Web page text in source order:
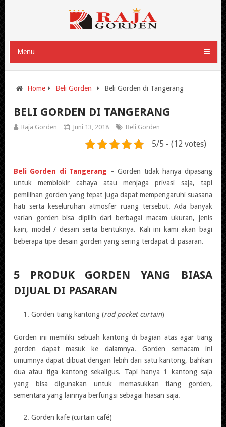
Menu
Home Beli Gorden Beli Gorden di Tangerang
BELI GORDEN DI TANGERANG
Raja Gorden Juni 13, 2018 Beli Gorden
5/5 - (12 votes)
Beli Gorden di Tangerang – Gorden tidak hanya dipasang
untuk memblokir cahaya atau menjaga privasi saja, tapi
pemilihan gorden yang tepat juga dapat mempengaruhi suasana
hati serta keseluruhan atmosfer ruang tersebut. Ada banyak
varian gorden bisa dipilih dari berbagai macam ukuran, jenis
kain, model / desain serta bentuknya. Kali ini kami akan bagi
beberapa tipe desain gorden yang sering terdapat di pasaran.
5 PRODUK GORDEN YANG BIASA
DIJUAL DI PASARAN
Gorden tiang kantong (rod pocket curtain)
Gorden ini memiliki sebuah kantong di bagian atas agar tiang
gorden dapat masuk ke dalamnya. Gorden semacam ini
umumnya dapat dibuat dengan lebih dari satu kantong, bahkan
dua atau tiga kantong sekaligus. Tapi hanya 1 kantong saja
yang bisa digunakan untuk memasukkan tiang gorden,
sementara yang lainnya berfungsi sebagai hiasan saja.
Gorden kafe (curtain café)